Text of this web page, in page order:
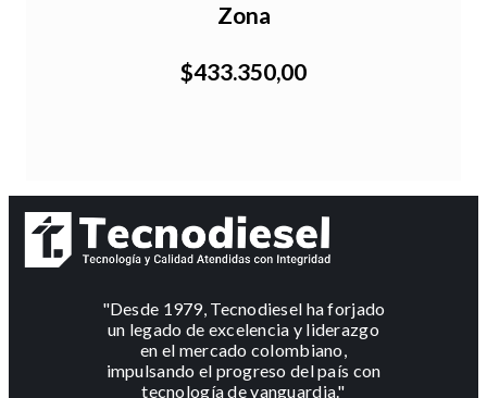
Zona
$433.350,00
"Desde 1979, Tecnodiesel ha forjado
un legado de excelencia y liderazgo
en el mercado colombiano,
impulsando el progreso del país con
tecnología de vanguardia."